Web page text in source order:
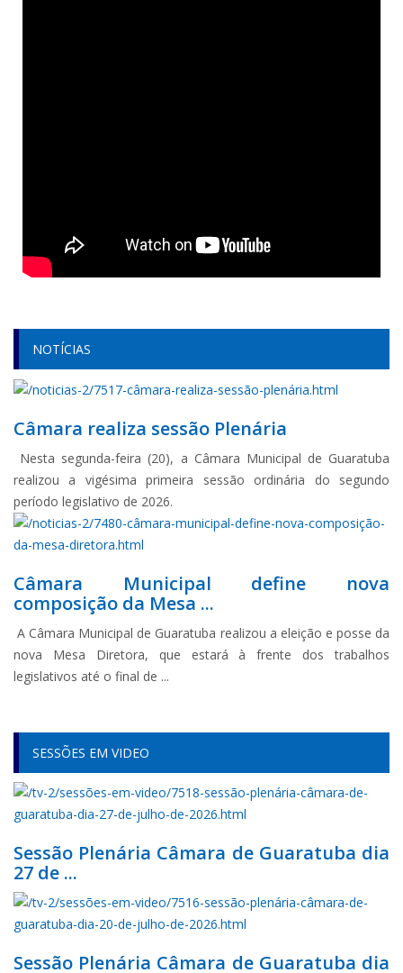
NOTÍCIAS
Câmara realiza sessão Plenária
Nesta segunda-feira (20), a Câmara Municipal de Guaratuba
realizou a vigésima primeira sessão ordinária do segundo
período legislativo de 2026.
Câmara Municipal define nova
composição da Mesa ...
A Câmara Municipal de Guaratuba realizou a eleição e posse da
nova Mesa Diretora, que estará à frente dos trabalhos
legislativos até o final de ...
SESSÕES EM VIDEO
Sessão Plenária Câmara de Guaratuba dia
27 de ...
Sessão Plenária Câmara de Guaratuba dia